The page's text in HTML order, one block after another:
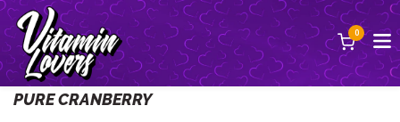
0
Terug
PURE CRANBERRY